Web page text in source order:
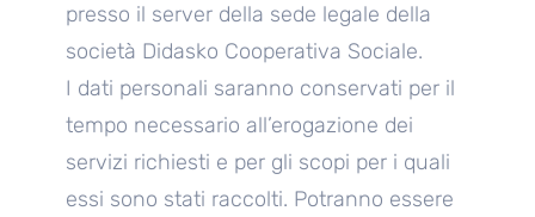
presso il server della sede legale della
società Didasko Cooperativa Sociale.
I dati personali saranno conservati per il
tempo necessario all’erogazione dei
servizi richiesti e per gli scopi per i quali
essi sono stati raccolti. Potranno essere